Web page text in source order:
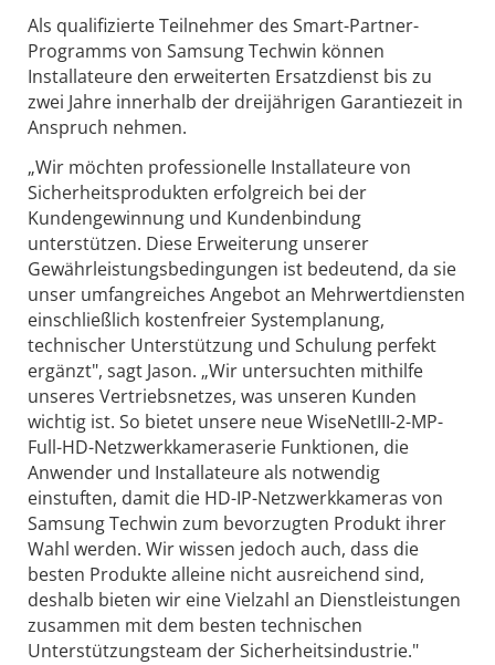
Als qualifizierte Teilnehmer des Smart-Partner-
Programms von Samsung Techwin können
Installateure den erweiterten Ersatzdienst bis zu
zwei Jahre innerhalb der dreijährigen Garantiezeit in
Anspruch nehmen.
„Wir möchten professionelle Installateure von
Sicherheitsprodukten erfolgreich bei der
Kundengewinnung und Kundenbindung
unterstützen. Diese Erweiterung unserer
Gewährleistungsbedingungen ist bedeutend, da sie
unser umfangreiches Angebot an Mehrwertdiensten
einschließlich kostenfreier Systemplanung,
technischer Unterstützung und Schulung perfekt
ergänzt", sagt Jason. „Wir untersuchten mithilfe
unseres Vertriebsnetzes, was unseren Kunden
wichtig ist. So bietet unsere neue WiseNetIII-2-MP-
Full-HD-Netzwerkkameraserie Funktionen, die
Anwender und Installateure als notwendig
einstuften, damit die HD-IP-Netzwerkkameras von
Samsung Techwin zum bevorzugten Produkt ihrer
Wahl werden. Wir wissen jedoch auch, dass die
besten Produkte alleine nicht ausreichend sind,
deshalb bieten wir eine Vielzahl an Dienstleistungen
zusammen mit dem besten technischen
Unterstützungsteam der Sicherheitsindustrie."